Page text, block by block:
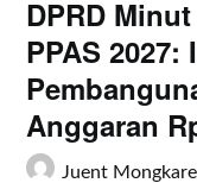
DPRD
PPAS
Anggaran
Juent